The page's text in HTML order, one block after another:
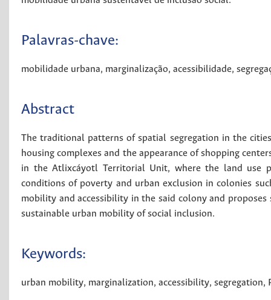
Palavras-chave:
mobilidade urbana, marginalização, acessibilidade,
Abstract
The traditional patterns of spatial segregation in the
housing complexes and the appearance of shopping
in the Atlixcáyotl Territorial Unit, where the land use
conditions of poverty and urban exclusion in colonies
mobility and accessibility in the said colony and
sustainable urban mobility of social inclusion.
Keywords:
urban mobility, marginalization, accessibility, segregation,